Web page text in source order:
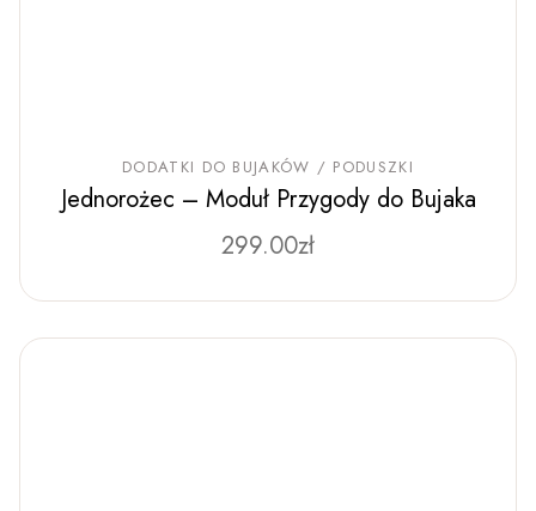
DODATKI DO BUJAKÓW / PODUSZKI
Jednorożec – Moduł Przygody do Bujaka
299.00zł
Ten
produkt
wiele
Opcje